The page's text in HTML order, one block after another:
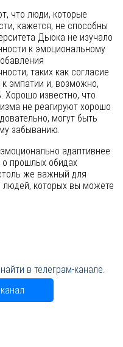
что люди, которые
кажется, не способны
Дьюка не изучало
к эмоциональному
таких как согласие
к эмпатии и, возможно,
Хорошо известно, что
не реагируют хорошо
могут быть
забыванию.
адаптивнее
прошлых обидах
же важный для
людей, которых вы можете
в телеграм-канале.